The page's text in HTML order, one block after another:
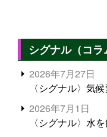
シグナル（コラ
2026年7月27日
〈シグナル〉気
2026年7月1日
〈シグナル〉水